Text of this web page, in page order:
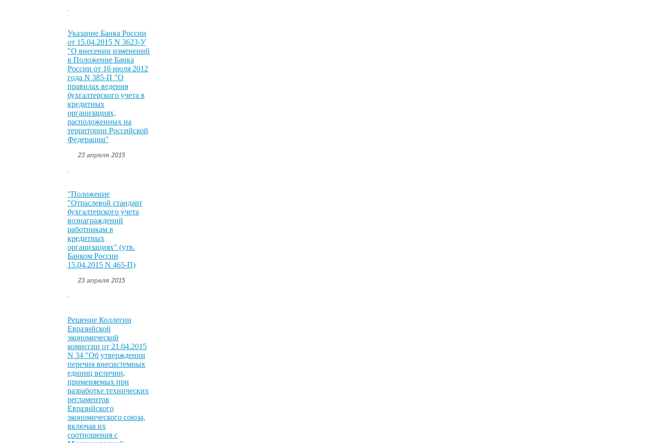
Указание Банка России
от 15.04.2015 N 3623-У
"О внесении изменений
в Положение Банка
России от 16 июля 2012
года N 385-П "О
правилах ведения
бухгалтерского учета в
кредитных
организациях,
расположенных на
территории Российской
Федерации"
23 апреля 2015
"Положение
"Отраслевой стандарт
бухгалтерского учета
вознаграждений
работникам в
кредитных
организациях" (утв.
Банком России
15.04.2015 N 465-П)
23 апреля 2015
.
Решение Коллегии
Евразийской
экономической
комиссии от 21.04.2015
N 34 "Об утверждении
перечня внесистемных
единиц величин,
применяемых при
разработке технических
регламентов
Евразийского
экономического союза,
включая их
соотношения с